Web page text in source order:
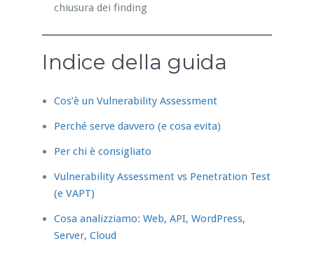
chiusura dei finding
Indice della guida
Cos’è un Vulnerability Assessment
Perché serve davvero (e cosa evita)
Per chi è consigliato
Vulnerability Assessment vs Penetration Test
(e VAPT)
Cosa analizziamo: Web, API, WordPress,
Server, Cloud